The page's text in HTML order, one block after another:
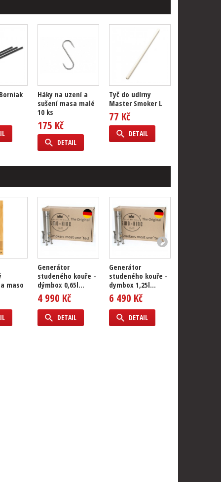
Háky na uzení a
sušení masa malé
10 ks
175 Kč
DETAIL
Tyč do udírny
Master Smoker L
77 Kč
DETAIL
maso
Generátor
studeného kouře -
dýmbox 0,65l...
4 990 Kč
DETAIL
Generátor
studeného kouře -
dymbox 1,25l...
6 490 Kč
DETAIL